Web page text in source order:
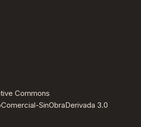
Commons
SinObraDerivada 3.0